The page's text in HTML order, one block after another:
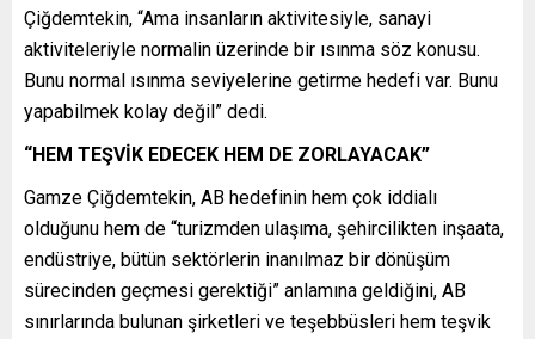
Çiğdemtekin, “Ama insanların aktivitesiyle, sanayi
aktiviteleriyle normalin üzerinde bir ısınma söz konusu.
Bunu normal ısınma seviyelerine getirme hedefi var. Bunu
yapabilmek kolay değil” dedi.
“HEM TEŞVİK EDECEK HEM DE ZORLAYACAK”
Gamze Çiğdemtekin, AB hedefinin hem çok iddialı
olduğunu hem de “turizmden ulaşıma, şehircilikten inşaata,
endüstriye, bütün sektörlerin inanılmaz bir dönüşüm
sürecinden geçmesi gerektiği” anlamına geldiğini, AB
sınırlarında bulunan şirketleri ve teşebbüsleri hem teşvik